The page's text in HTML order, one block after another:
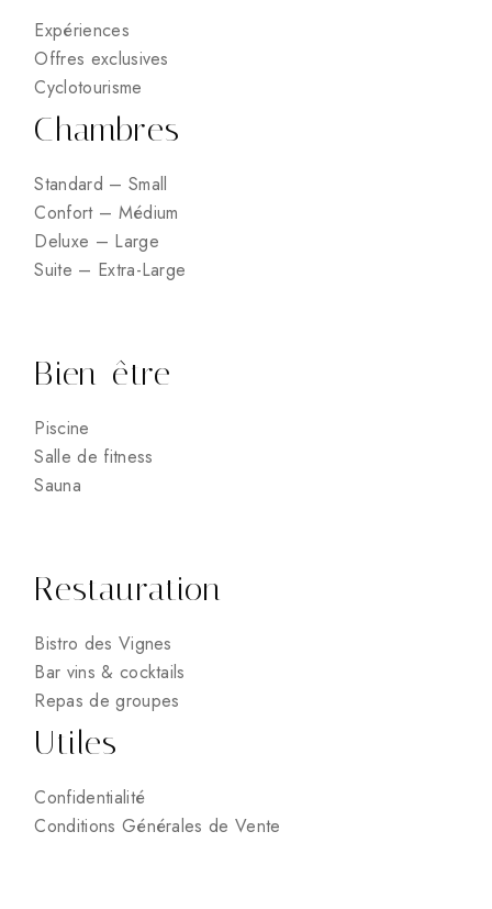
Expériences
Offres exclusives
Cyclotourisme
Chambres
Standard – Small
Confort – Médium
Deluxe – Large
Suite – Extra-Large
Bien-être
Piscine
Salle de fitness
Sauna
Restauration
Bistro des Vignes
Bar vins & cocktails
Repas de groupes
Utiles
Confidentialité
Conditions Générales de Vente